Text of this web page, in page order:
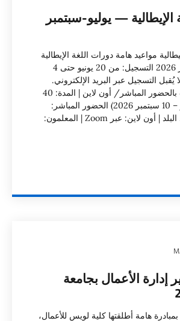
الإيطالية — يوليو-سبتمبر
مواعيد هامة دورات اللغة الإيطالية
— يوليو-سبتمبر 2026 التسجيل: من 20 يونيو حتى 4
2026 — لا يُقبل التسجيل عبر البريد الإلكتروني.
ستعُقد الدورات بالحضور المباشر/ أون لاين | المدة: 40
ساعة (25 يوليو – 10 سبتمبر 2026) الحضور المباشر:
الزمالك ووسط البلد | أون لاين: عبر Zoom | المعلمون:
إدارة الأعمال بجامعة
هامة أطلقتها كلية لويس للأعمال،